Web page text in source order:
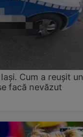
Cum a reușit un
facă nevăzut